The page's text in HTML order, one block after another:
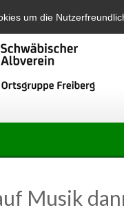
um die
Musik